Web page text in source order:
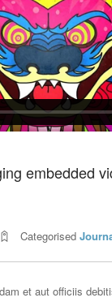
embedded
Categorised
et aut officiis